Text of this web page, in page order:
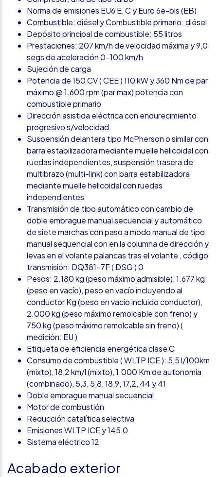
Norma de emisiones EU6 E, C y Euro 6e-bis (EB)
Combustible: diésel y Combustible primario: diésel
Depósito principal de combustible: 55 litros
Prestaciones: 207 km/h de velocidad máxima y 9,0
segs de aceleración 0-100 km/h
Sujeción de carga
Potencia de 150 CV ( CEE ) 110 kW y 360 Nm de par
máximo @ 1.600 rpm (par max) potencia con
combustible primario
Dirección asistida eléctrica con endurecimiento
progresivo s/velocidad
Suspensión delantera tipo McPherson o similar con
barra estabilizadora mediante muelle helicoidal con
ruedas independientes, suspensión trasera de
multibrazo (multi-link) con barra estabilizadora
mediante muelle helicoidal con ruedas
independientes
Transmisión de tipo automático con cambio de
doble embrague manual secuencial y automático
de siete marchas con paso a modo manual de tipo
manual sequencial con en la columna de dirección y
levas en el volante palancas tras el volante , código
transmisión: DQ381-7F ( DSG ) 0
Pesos: 2.180 kg (peso máximo admisible), 1.677 kg
(peso en vacío), peso en vacío incluyendo al
conductor Kg (peso en vacio incluido conductor),
2.000 kg (peso máximo remolcable con freno) y
750 kg (peso máximo remolcable sin freno) (
medición: EU )
Etiqueta de eficiencia energética clase C
Consumo de combustible ( WLTP ICE ): 5,5 l/100km
(mixto), 18,2 km/l (mixto), 1.000 Km de autonomía
(combinado), 5,3, 5,8, 18,9, 17,2, 44 y 41
Doble embrague manual secuencial
Motor de combustión
Reducción catalítica selectiva
Emisiones WLTP ICE y 145,0
Sistema eléctrico 12
Acabado exterior